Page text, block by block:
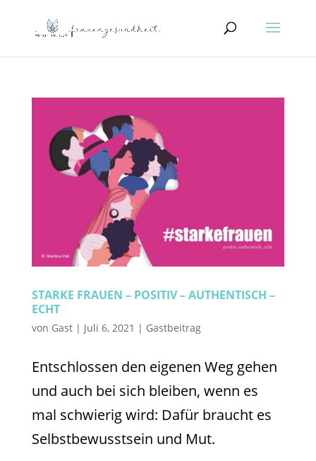
STARKE FRAUEN – POSITIV – AUTHENTISCH –
ECHT
von Gast| Juli 6, 2021 | Gastbeitrag
Entschlossen den eigenen Weg gehen
und auch bei sich bleiben, wenn es
mal schwierig wird: Dafür braucht es
Selbstbewusstsein und Mut.